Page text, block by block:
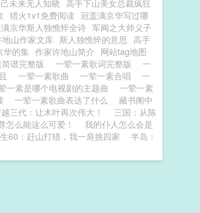
未来无人知晓 高手下山美女总裁疯狂
猎火1v1免费阅读 冠盖满京华写过哪
京华斯人独憔悴全诗 军阀之大帅义子
地山作家文库 斯人独憔悴的意思 高手
华的集 作家许地山简介 网站tag地图
谱完整版 一荤一素歌词完整版
一
一荤一素歌曲 一荤一素合唱
一
一素是哪个电视剧的主题曲
一荤一素
一荤一素歌曲表达了什么
藏书阁中
三代：让木叶再次伟大！
三国：从陈
怎么能这么可爱！
我的仆人怎么会是
60：赶山打猎，我一肩挑四家
半岛：